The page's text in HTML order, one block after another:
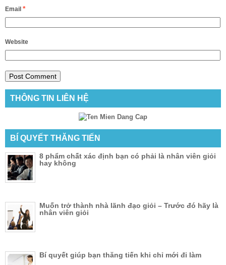
Email *
Website
THÔNG TIN LIÊN HỆ
BÍ QUYẾT THĂNG TIẾN
8 phẩm chất xác định bạn có phải là nhân viên giỏi
hay không
Muốn trở thành nhà lãnh đạo giỏi – Trước đó hãy là
nhân viên giỏi
Bí quyết giúp bạn thăng tiến khi chỉ mới đi làm